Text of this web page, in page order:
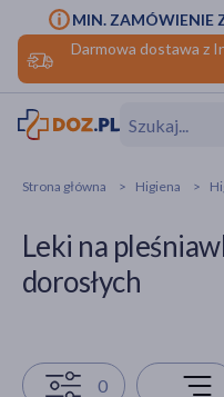
Darmowa dostawa z
MIN. ZAMÓWIENIE
makijażu
Strona główna Higiena
Leki na
dorosłych
0